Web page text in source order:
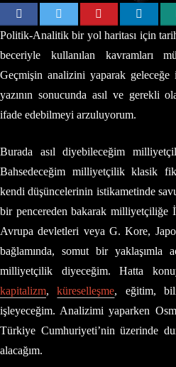
Politik-Analitik bir yol haritası için
beceriyle kullanılan kavramları
Geçmişin analizini yaparak
yazının sonucunda asıl ve gerekli
ifade edebilmeyi arzuluyorum.
Burada asıl diyebileceğim
Bahsedeceğim milliyetçilik klasik
kendi düşüncelerinin istikametinde
bir pencereden bakarak milliyetçiliğe
Avrupa devletleri veya G. Kore,
bağlamında, somut bir yaklaşımla
milliyetçilik diyeceğim. Hatta
kapitalizm,küreselleşme, eğitim,
işleyeceğim. Analizimi yaparken
Türkiye Cumhuriyeti’nin üzerinde
alacağım.